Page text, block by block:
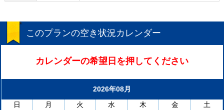
このプランの空き状況カレンダー
カレンダーの希望日を押してください
2026年08月
日
月 火 水 木 金
土